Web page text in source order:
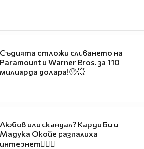
Съдията отложи сливането на
Paramount и Warner Bros. за 110
милиарда долара!😯💥
Любов или скандал? Карди Би и
Мадука Окойе разпалиха
интернет❤️‍🔥🔥